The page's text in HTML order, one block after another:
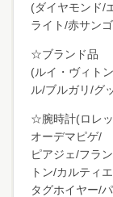
(ダイヤモンド/
ライト/赤サン
☆ブランド品
(ルイ・ヴィト
ル/ブルガリ/グ
☆腕時計(ロレ
オーデマピゲ/
ピアジェ/フラ
トン/カルティ
タグホイヤー/